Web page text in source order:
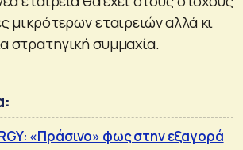
μικρότερων εταιρειών αλλά κι
στρατηγική συμμαχία.
«Πράσινο» φως στην εξαγορά